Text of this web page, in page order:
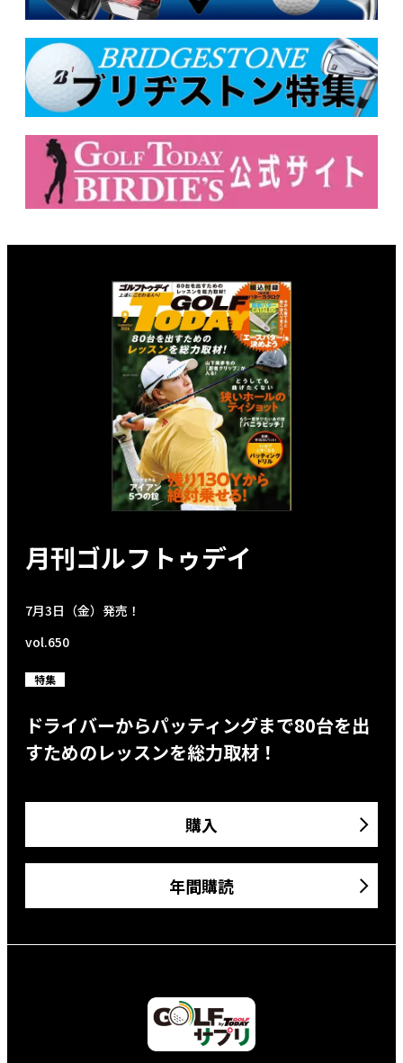
月刊ゴルフトゥデイ
7月3日（金）発売！
vol.650
特集
ドライバーからパッティングまで80台を出
すためのレッスンを総力取材！
購入
年間購読